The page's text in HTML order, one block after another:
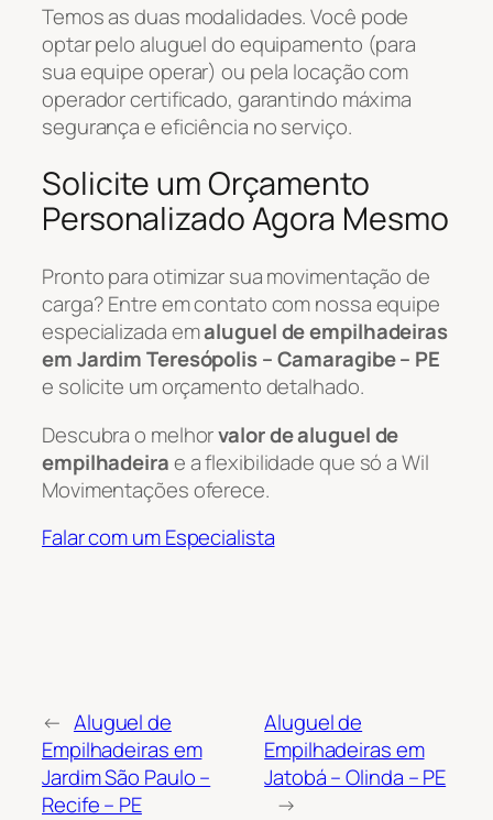
Temos as duas modalidades. Você pode
optar pelo aluguel do equipamento (para
sua equipe operar) ou pela locação com
operador certificado, garantindo máxima
segurança e eficiência no serviço.
Solicite um Orçamento
Personalizado Agora Mesmo
Pronto para otimizar sua movimentação de
carga? Entre em contato com nossa equipe
especializada emaluguel de empilhadeiras
em Jardim Teresópolis – Camaragibe – PE
e solicite um orçamento detalhado.
Descubra o melhorvalor de aluguel de
empilhadeirae a flexibilidade que só a Wil
Movimentações oferece.
Falar com um Especialista
← Aluguel de
Empilhadeiras em
Jardim São Paulo –
Recife – PE
Aluguel de
Empilhadeiras em
Jatobá – Olinda – PE
→